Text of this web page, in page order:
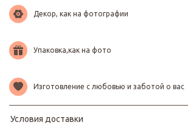
Декор, как на фотографии
Упаковка,как на фото
Изготовление с любовью и заботой о вас
Условия доставки